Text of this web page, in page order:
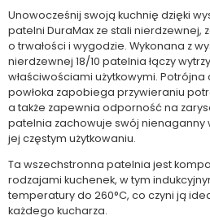
Unowocześnij swoją kuchnię dzięki
patelni DuraMax ze stali nierdzewnej,
o trwałości i wygodzie. Wykonana z
nierdzewnej 18/10 patelnia łączy
właściwościami użytkowymi.
powłoka zapobiega przywieraniu
a także zapewnia odporność na
patelnia zachowuje swój nienaganny
jej częstym użytkowaniu.
Ta wszechstronna patelnia jest
rodzajami kuchenek, w tym
temperatury do 260°C, co czyni ją
każdego kucharza.